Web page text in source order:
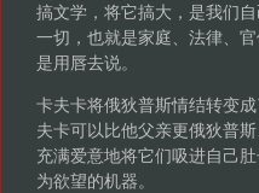
搞文学，将它搞大，是我们
一切，也就是家庭、法律、
是用唇去说。
卡夫卡将俄狄普斯情结转变
夫卡可以比他父亲更俄狄普
充满爱意地将它们吸进自己
为欲望的机器。